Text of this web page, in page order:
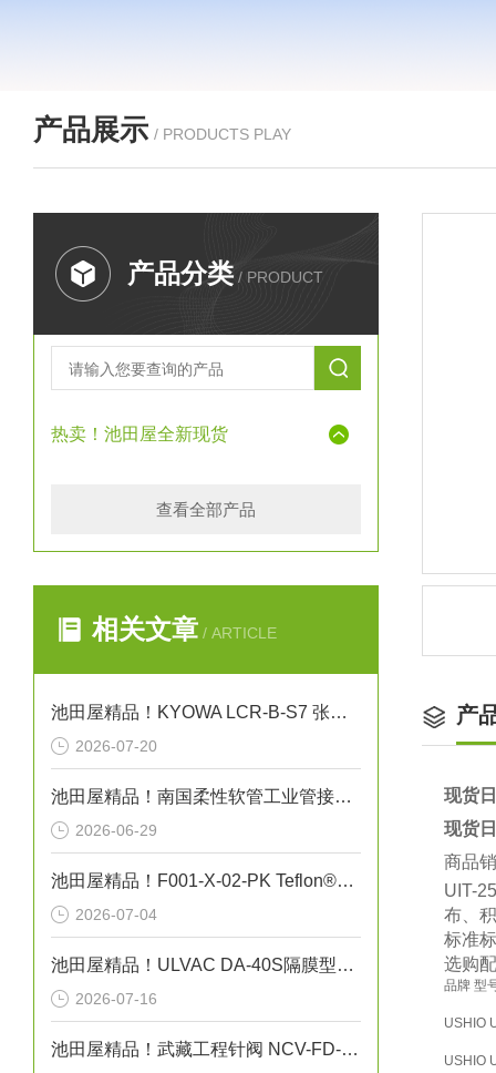
产品展示 / PRODUCTS PLAY
产品分类 / PRODUCT
热卖！池田屋全新现货
查看全部产品
相关文章 / ARTICLE
池田屋精品！KYOWA LCR-B-S7 张力计用载荷传感器
2026-07-20
池田屋精品！南国柔性软管工业管接头式氟树脂软管 NK-FJS-A 参数介绍
2026-06-29
池田屋精品！F001-X-02-PK Teflon®真空吸笔技术参数
2026-07-04
池田屋精品！ULVAC DA-40S隔膜型干式真空泵
2026-07-16
池田屋精品！武藏工程针阀 NCV-FD-1 参数介绍
产
现货
现货
商品
UIT-
布、
标准
选购
品牌 型
USHIO
USHIO